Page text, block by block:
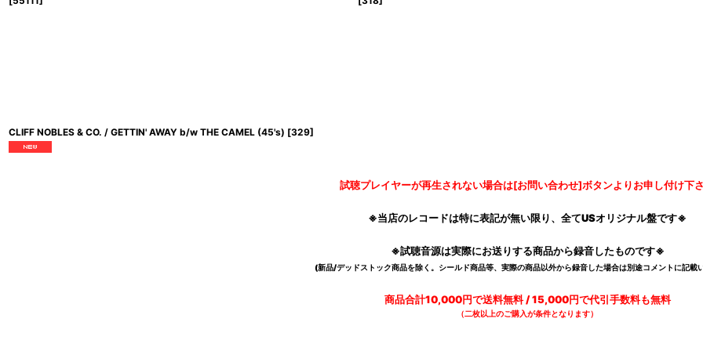
CLIFF NOBLES & CO. / GETTIN' AWAY b/w THE CAMEL (45's) [329]
試聴プレイヤーが再生されない場合は[お問い合わせ]ボタンよりお申し付け下
※当店のレコードは特に表記が無い限り、全てUSオリジナル盤です※
※試聴音源は実際にお送りする商品から録音したものです※
(新品/デッドストック商品を除く。シールド商品等、実際の商品以外から録音した場合は別途コメントに記載
商品合計10,000円で送料無料 / 15,000円で代引手数料も無料
（二枚以上のご購入が条件となります）